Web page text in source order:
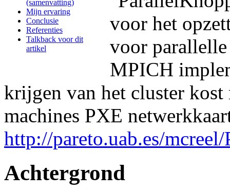
(samenvatting)
Mijn ervaring
Conclusie
Referenties
Talkback voor dit
artikel
voor het
voor
MPICH
krijgen van het cluster
machines PXE
http://pareto.uab.es/
Achtergrond